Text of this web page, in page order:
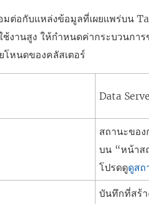
มต่อกับแหล่งข้อมูลที่เผยแพร่บน
งานสูง ให้กำหนดค่ากระบวนกา
โหนดของคลัสเตอร์
Data
สถานะขอ
บน “หน้าส
โปรดดูดูสถ
บันทึกที่สร้